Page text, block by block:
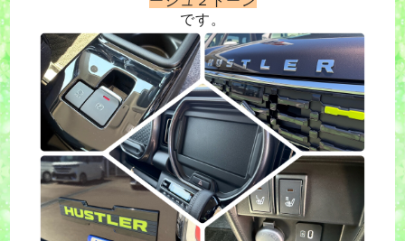
です。